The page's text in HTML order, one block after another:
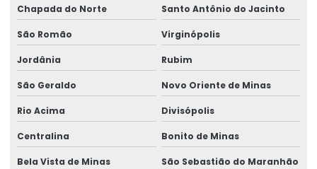
Chapada do Norte Santo Antônio do Jacinto
São Romão Virginópolis
Jordânia Rubim
São Geraldo Novo Oriente de Minas
Rio Acima Divisópolis
Centralina Bonito de Minas
Bela Vista de Minas São Sebastião do Maranhão